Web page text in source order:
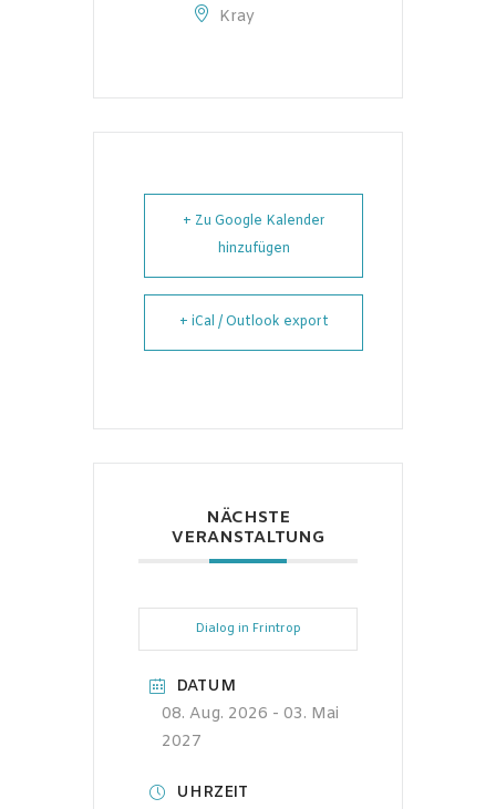
Kray
+ Zu Google Kalender
hinzufügen
+ iCal / Outlook export
NÄCHSTE
VERANSTALTUNG
Dialog in Frintrop
DATUM
08. Aug. 2026 - 03. Mai
2027
UHRZEIT